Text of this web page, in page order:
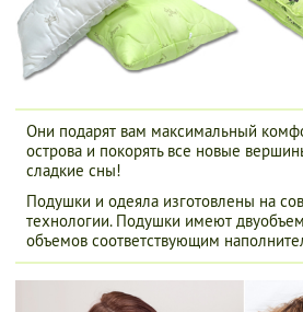
Они подарят вам максимальный
острова и покорять все новые
сладкие сны!
Подушки и одеяла изготовлены на
технологии. Подушки имеют
объемов соответствующим